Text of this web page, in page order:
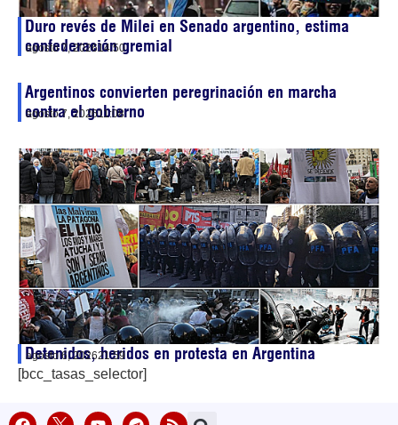
Duro revés de Milei en Senado argentino, estima
confederación gremial
agosto 7, 202614:50
Argentinos convierten peregrinación en marcha
contra el gobierno
agosto 7, 202611:08
Detenidos, heridos en protesta en Argentina
agosto 6, 202621:59
[bcc_tasas_selector]